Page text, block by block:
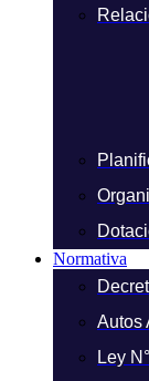
Normativa
Autos
Ley